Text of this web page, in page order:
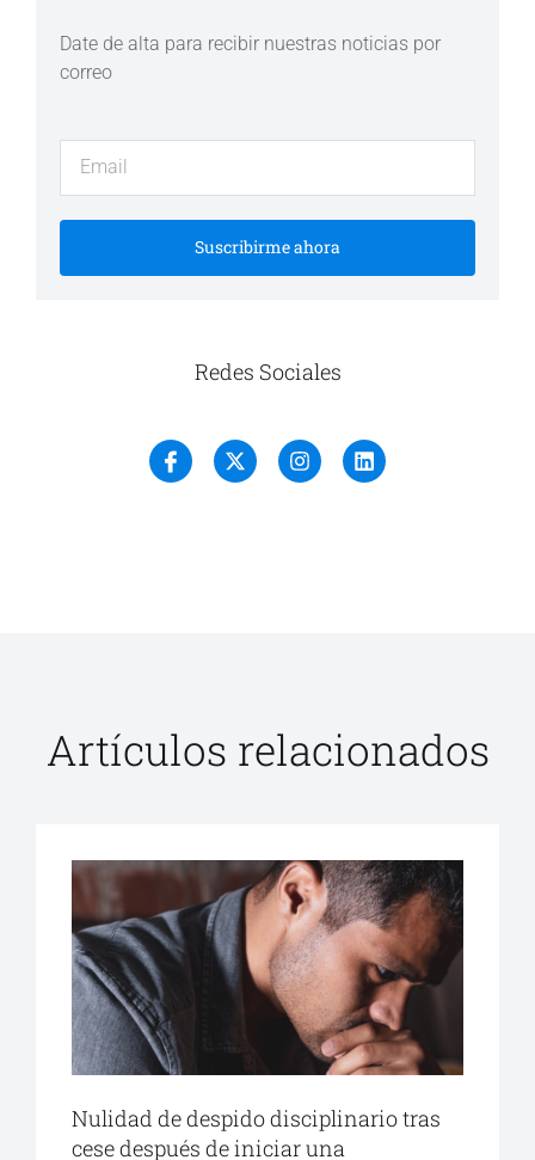
Date de alta para recibir nuestras noticias por
correo
Suscribirme ahora
Redes Sociales
Artículos relacionados
Nulidad de despido disciplinario tras
cese después de iniciar una